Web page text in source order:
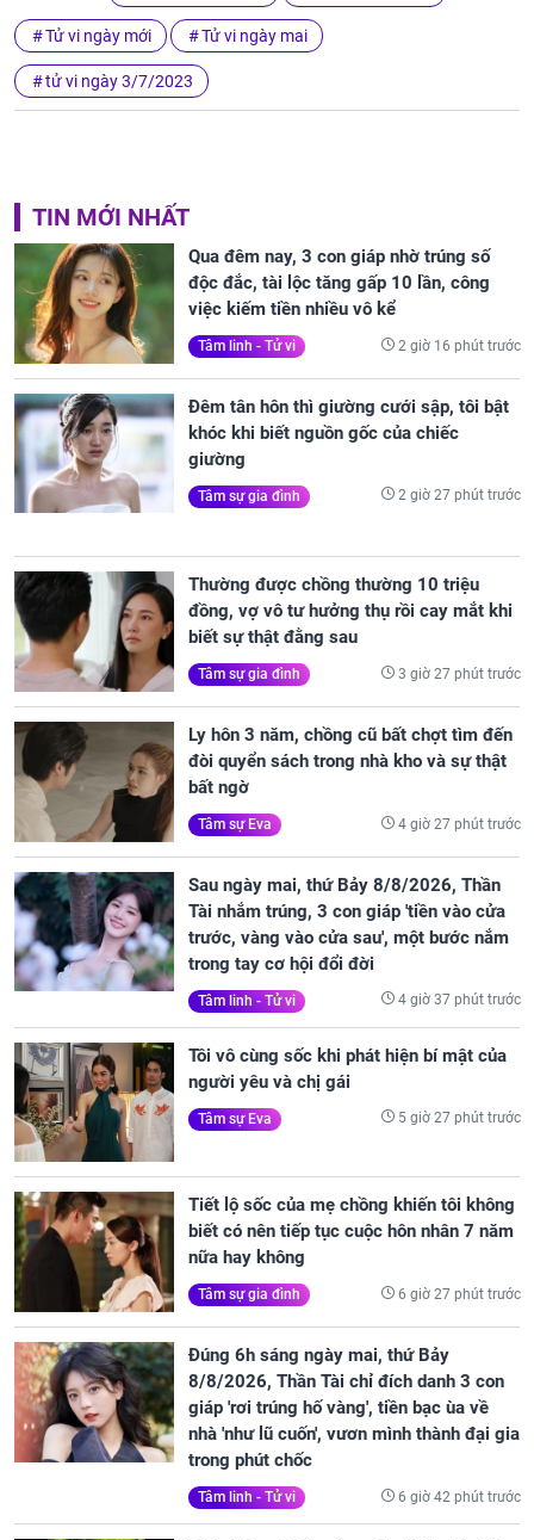
Tử vi ngày mới Tử vi ngày mai
tử vi ngày 3/7/2023
TIN MỚI NHẤT
Qua đêm nay, 3 con giáp nhờ trúng số
độc đắc, tài lộc tăng gấp 10 lần, công
việc kiếm tiền nhiều vô kể
Tâm linh - Tử vi 2 giờ 16 phút trước
Đêm tân hôn thì giường cưới sập, tôi bật
khóc khi biết nguồn gốc của chiếc
giường
Tâm sự gia đình 2 giờ 27 phút trước
Thường được chồng thường 10 triệu
đồng, vợ vô tư hưởng thụ rồi cay mắt khi
biết sự thật đằng sau
Tâm sự gia đình 3 giờ 27 phút trước
Ly hôn 3 năm, chồng cũ bất chợt tìm đến
đòi quyển sách trong nhà kho và sự thật
bất ngờ
Tâm sự Eva 4 giờ 27 phút trước
Sau ngày mai, thứ Bảy 8/8/2026, Thần
Tài nhắm trúng, 3 con giáp 'tiền vào cửa
trước, vàng vào cửa sau', một bước nắm
trong tay cơ hội đổi đời
Tâm linh - Tử vi 4 giờ 37 phút trước
Tôi vô cùng sốc khi phát hiện bí mật của
người yêu và chị gái
Tâm sự Eva 5 giờ 27 phút trước
Tiết lộ sốc của mẹ chồng khiến tôi không
biết có nên tiếp tục cuộc hôn nhân 7 năm
nữa hay không
Tâm sự gia đình 6 giờ 27 phút trước
Đúng 6h sáng ngày mai, thứ Bảy
8/8/2026, Thần Tài chỉ đích danh 3 con
giáp 'rơi trúng hố vàng', tiền bạc ùa về
nhà 'như lũ cuốn', vươn mình thành đại gia
trong phút chốc
Tâm linh - Tử vi 6 giờ 42 phút trước